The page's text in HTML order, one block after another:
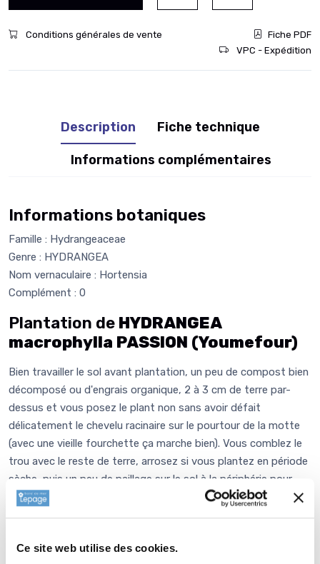
Ce site web utilise des cookies.
Conditions générales de vente
Fiche PDF
VPC - Expédition
Description Fiche technique
Informations complémentaires
Informations botaniques
Famille : Hydrangeaceae
Genre : HYDRANGEA
Nom vernaculaire : Hortensia
Complément : 0
Plantation de HYDRANGEA
macrophylla PASSION (Youmefour)
Bien travailler le sol avant plantation, un peu de compost bien
décomposé ou d'engrais organique, 2 à 3 cm de terre par-
dessus et vous posez le plant non sans avoir défait
délicatement le chevelu racinaire sur le pourtour de la motte
(avec une vieille fourchette ça marche bien). Vous comblez le
trou avec le reste de terre, arrosez si vous plantez en période
sèche, puis un peu de paillage sur le sol à la périphérie pour
garder l'humidité, enrichir et équilibrer la terre. Il ne vous reste
plus qu'à regarder pousser! L'hortensia est une plante
seront respectées dans ces conditions pour une acidité